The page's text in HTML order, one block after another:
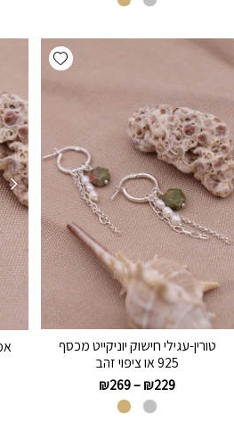
Add wishlist
טורין-עגילי חישוק יוניקייט מכסף
925 או ציפוי זהב
₪229
–
₪269